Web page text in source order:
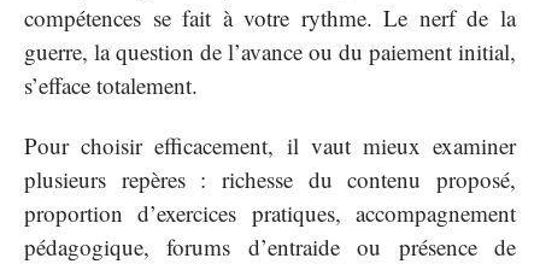
compétences se fait à votre rythme. Le nerf de la
guerre, la question de l’avance ou du paiement initial,
s’efface totalement.
Pour choisir efficacement, il vaut mieux examiner
plusieurs repères : richesse du contenu proposé,
proportion d’exercices pratiques, accompagnement
pédagogique, forums d’entraide ou présence de